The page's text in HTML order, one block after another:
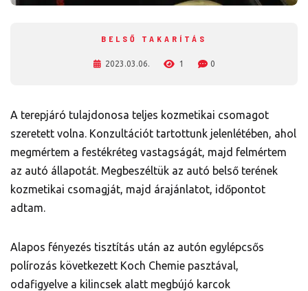
BELSŐ TAKARÍTÁS
2023.03.06. 1 0
A terepjáró tulajdonosa teljes kozmetikai csomagot
szeretett volna. Konzultációt tartottunk jelenlétében, ahol
megmértem a festékréteg vastagságát, majd felmértem
az autó állapotát. Megbeszéltük az autó belső terének
kozmetikai csomagját, majd árajánlatot, időpontot
adtam.
Alapos fényezés tisztítás után az autón egylépcsős
polírozás következett Koch Chemie pasztával,
odafigyelve a kilincsek alatt megbújó karcok